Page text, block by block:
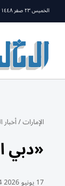
الخميس ٢٣ صفر ١٤٤٨ ه - ٠٦ أغسطس ٢٠٢٦
الإمارات/أخبار
«دبي
17 يونيو 2026 01:34 صباحًا